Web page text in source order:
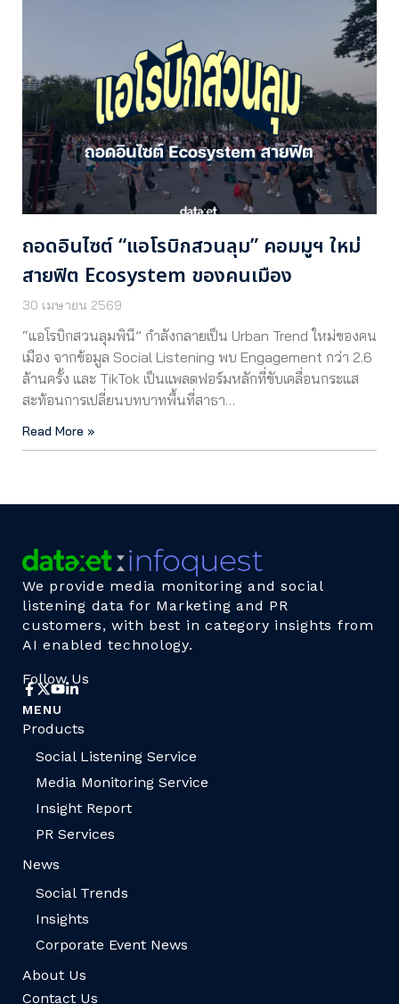
ถอดอินไซต์ “แอโรบิกสวนลุม” คอมมูฯ ใหม่
สายฟิต Ecosystem ของคนเมือง
30 เมษายน 2569
“แอโรบิกสวนลุมพินี” กำลังกลายเป็น Urban Trend ใหม่ของคน
เมือง จากข้อมูล Social Listening พบ Engagement กว่า 2.6
ล้านครั้ง และ TikTok เป็นแพลตฟอร์มหลักที่ขับเคลื่อนกระแส
สะท้อนการเปลี่ยนบทบาทพื้นที่สาธา…
Read More »
We provide media monitoring and social
listening data for Marketing and PR
customers, with best in category insights from
AI enabled technology.
Follow Us
MENU
Products
Social Listening Service
Media Monitoring Service
Insight Report
PR Services
News
Social Trends
Insights
Corporate Event News
About Us
Contact Us